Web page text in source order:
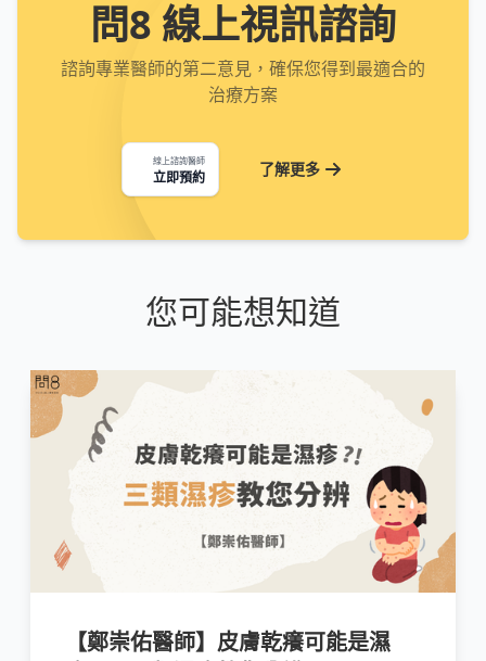
問8 線上視訊諮詢
諮詢專業醫師的第二意見，確保您得到最適合的
治療方案
線上諮詢醫師
立即預約 了解更多
您可能想知道
【鄭崇佑醫師】皮膚乾癢可能是濕